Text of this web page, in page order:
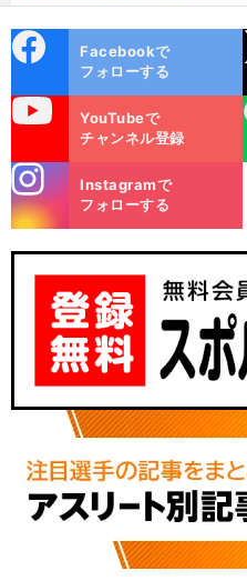
ok
Facebookで
フォローする
YouTubeで
チャンネル登録
LINE
m
Instagramで
フォローする